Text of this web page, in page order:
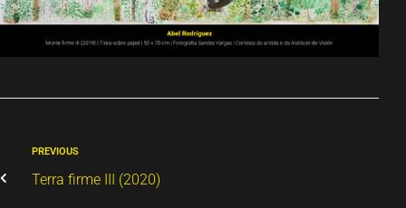
PREVIOUS
Terra firme III (2020)